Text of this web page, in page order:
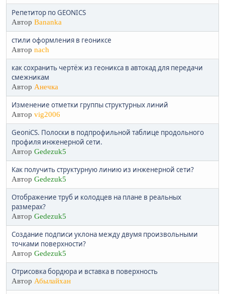
Репетитор по GEONICS
Автор Bananka
стили оформления в геониксе
Автор nach
как сохранить чертёж из геоникса в автокад для передачи
смежникам
Автор Анечка
Изменение отметки группы структурных линий
Автор vig2006
GeoniCS. Полоски в подпрофильной таблице продольного
профиля инженерной сети.
Автор Gedezuk5
Как получить структурную линию из инженерной сети?
Автор Gedezuk5
Отображение труб и колодцев на плане в реальных
размерах?
Автор Gedezuk5
Создание подписи уклона между двумя произвольными
точками поверхности?
Автор Gedezuk5
Отрисовка бордюра и вставка в поверхность
Автор Абылайхан